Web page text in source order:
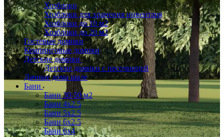
Хозблоки
Хозблоки для хранения инвентаря
Хозблоки до 10 м2
Хозблоки до 20 м2
Гостевые домики
Кемпинговые домики
Детские домики
Детские домики с песочницей
Дачные дома шале
Бани
Бани 30-50 м2
Бани 4x2.5
Бани 5x2.5
Бани 6x2.5
Бани 6х4